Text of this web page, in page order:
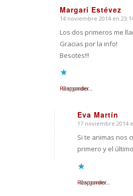
Margari Estévez
Dice:
14 noviembre 2014 en
Los dos primeros me
Gracias por la info!
Besotes!!!
Cargando...
Responder
Eva Martín
Dice:
17 noviembre 2014
Si te animas nos
primero y el
Cargando...
Responder